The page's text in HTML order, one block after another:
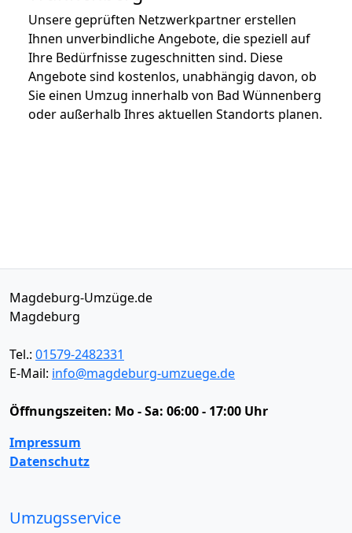
Unsere geprüften Netzwerkpartner erstellen
Ihnen unverbindliche Angebote, die speziell auf
Ihre Bedürfnisse zugeschnitten sind. Diese
Angebote sind kostenlos, unabhängig davon, ob
Sie einen Umzug innerhalb von Bad Wünnenberg
oder außerhalb Ihres aktuellen Standorts planen.
Magdeburg-Umzüge.de
Magdeburg
Tel.: 01579-2482331
E-Mail: info@magdeburg-umzuege.de
Öffnungszeiten: Mo - Sa: 06:00 - 17:00 Uhr
Impressum
Datenschutz
Umzugsservice